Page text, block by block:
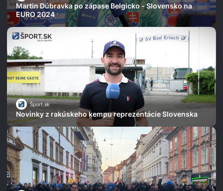
Martin Dúbravka po zápase Belgicko - Slovensko na
EURO 2024
Šport.sk
Novinky z rakúskeho kempu reprezentácie Slovenska